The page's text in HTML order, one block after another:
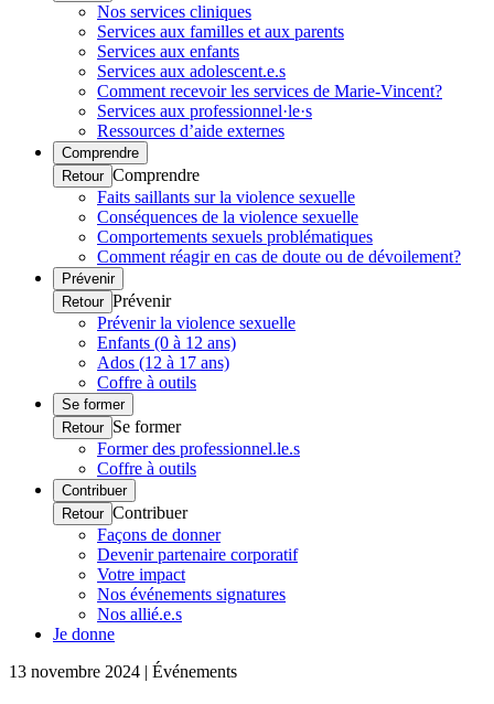
Nos services cliniques
Services aux familles et aux parents
Services aux enfants
Services aux adolescent.e.s
Comment recevoir les services de Marie-Vincent?
Services aux professionnel·le·s
Ressources d’aide externes
Comprendre
Retour Comprendre
Faits saillants sur la violence sexuelle
Conséquences de la violence sexuelle
Comportements sexuels problématiques
Comment réagir en cas de doute ou de dévoilement?
Prévenir
Retour Prévenir
Prévenir la violence sexuelle
Enfants (0 à 12 ans)
Ados (12 à 17 ans)
Coffre à outils
Se former
Retour Se former
Former des professionnel.le.s
Coffre à outils
Contribuer
Retour Contribuer
Façons de donner
Devenir partenaire corporatif
Votre impact
Nos événements signatures
Nos allié.e.s
Je donne
13 novembre 2024 | Événements